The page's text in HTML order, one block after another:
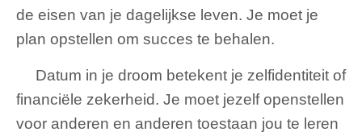
de eisen van je dagelijkse leven. Je moet je
plan opstellen om succes te behalen.
Datum in je droom betekent je zelfidentiteit of
financiële zekerheid. Je moet jezelf openstellen
voor anderen en anderen toestaan ​​jou te leren